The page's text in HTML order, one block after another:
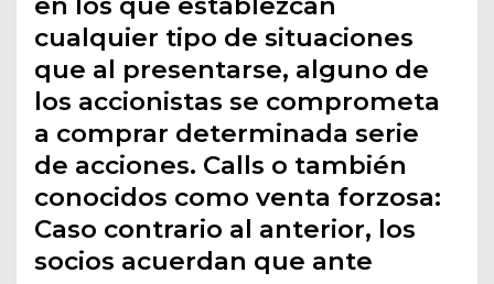
cualquier tipo de situaciones
que al presentarse, alguno de
los accionistas se comprometa
a comprar determinada serie
de acciones. Calls o también
conocidos como venta forzosa:
Caso contrario al anterior, los
socios acuerdan que ante